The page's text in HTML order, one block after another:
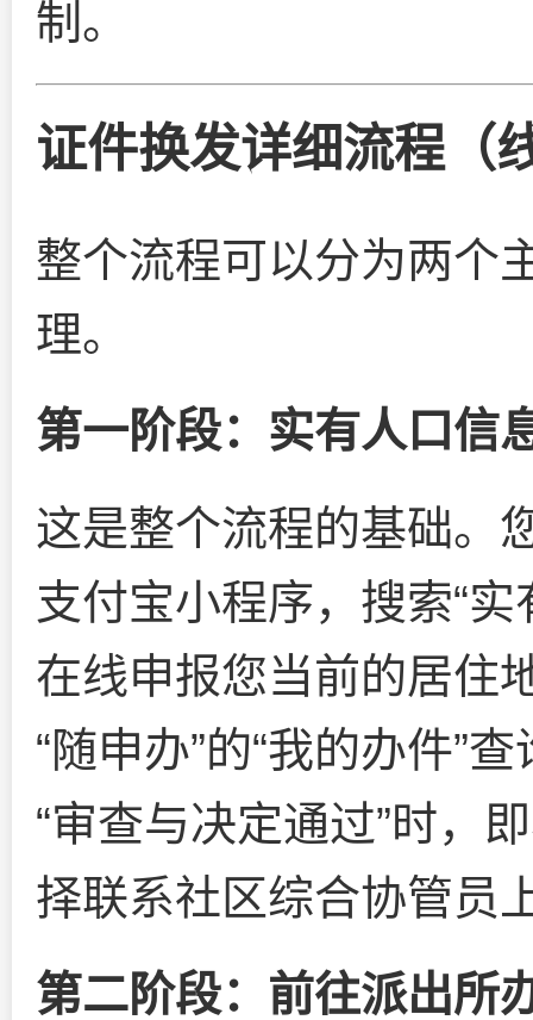
制。
证件换发详细流程（
整个流程可以分为两个
理。
第一阶段：实有人口信
这是整个流程的基础。
支付宝小程序，搜索“
在线申报您当前的居住
“随申办”的“我的办件”
“审查与决定通过”时，
择联系社区综合协管员
第二阶段：前往派出所